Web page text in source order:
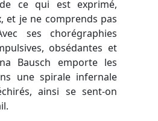
ce qui est exprimé,
et je ne comprends pas
ses chorégraphies
obsédantes et
Bausch emporte les
une spirale infernale
ainsi se sent-on